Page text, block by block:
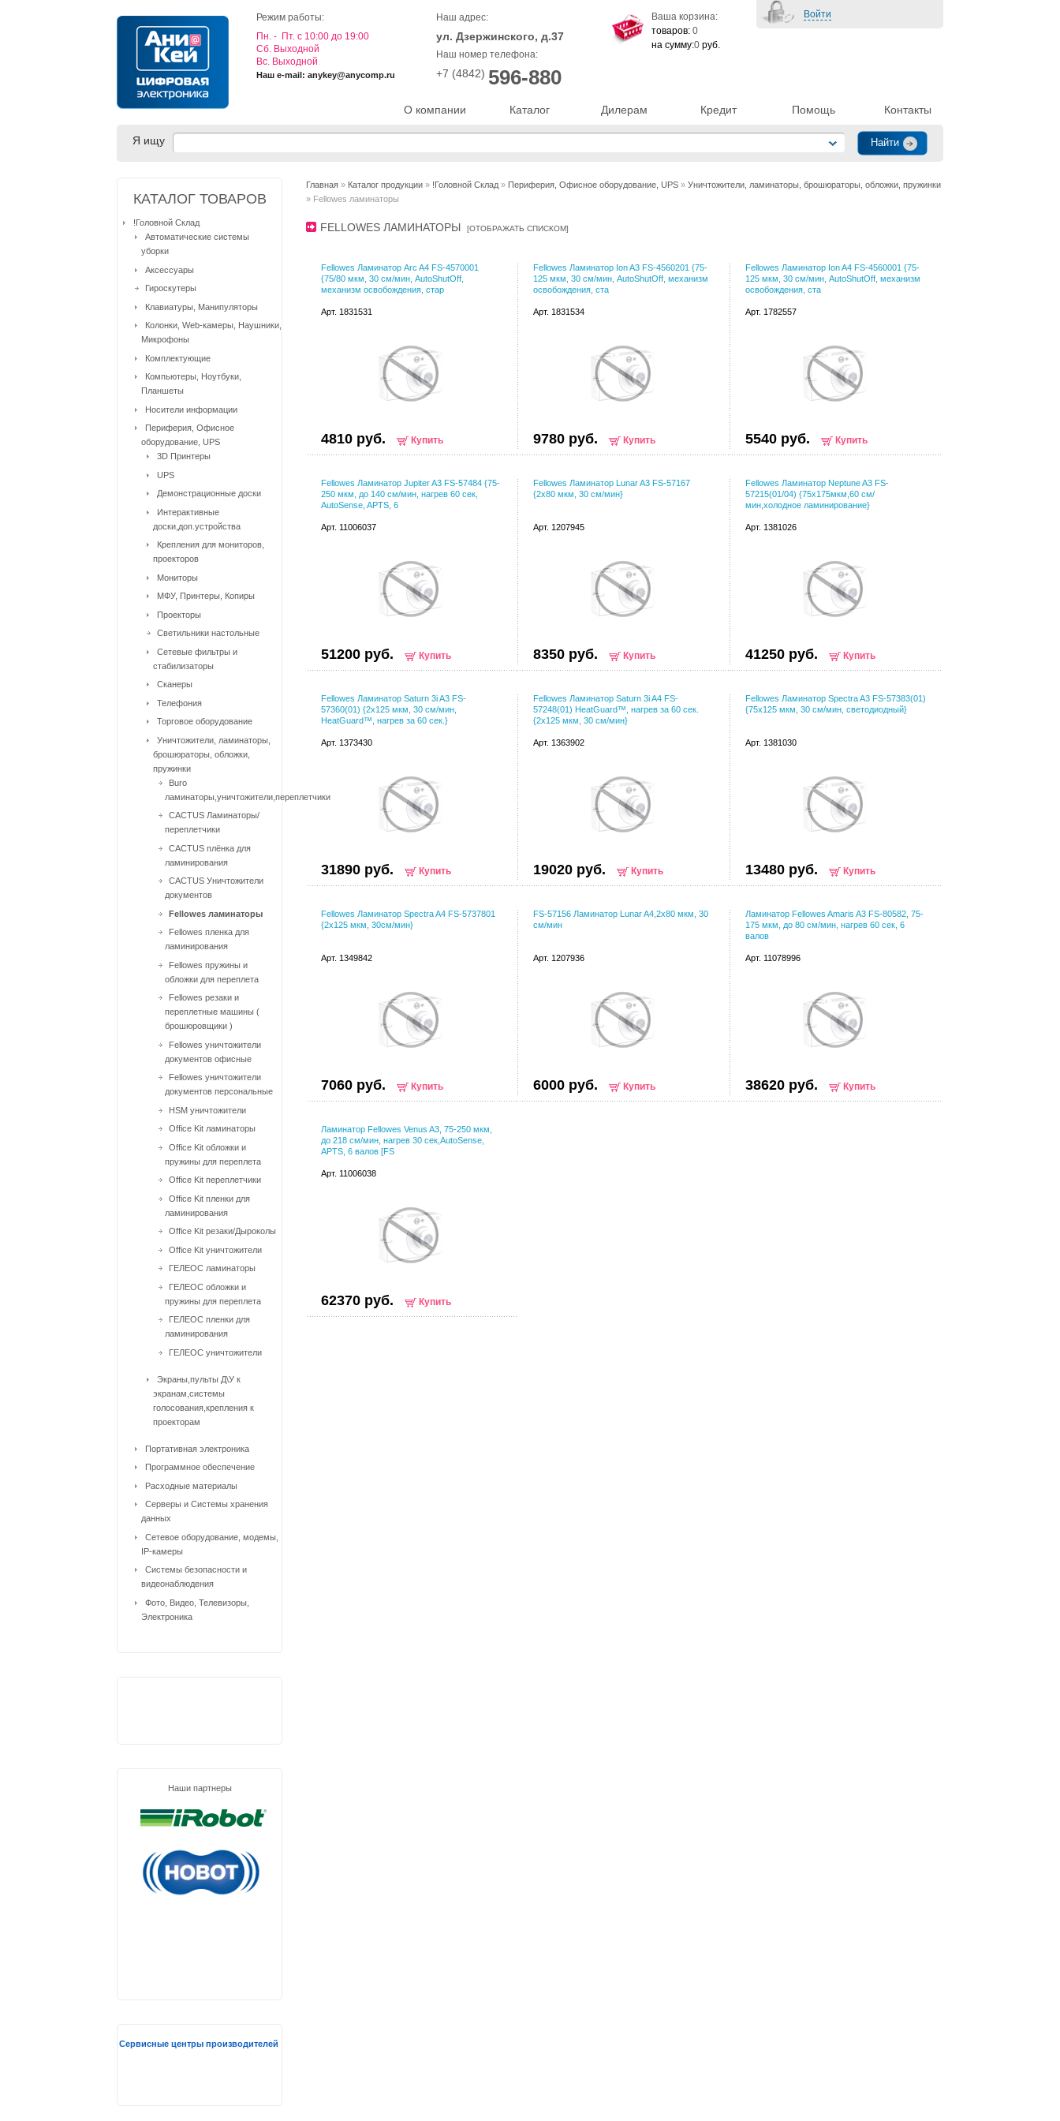
О компании Каталог Дилерам Кредит Помощь Контакты
Режим работы:
Пн. - Пт. с 10:00 до 19:00
Cб. Выходной
Вс. Выходной
Наш e-mail: anykey@anycomp.ru
Наш адрес:
ул. Дзержинского, д.37
Наш номер телефона:
+7 (4842) 596-880
Войти
Ваша корзина:
товаров: 0
на сумму:0 руб.
Я ищу
Главная » Каталог продукции » !Головной Склад » Периферия, Офисное оборудование, UPS » Уничтожители, ламинаторы, брошюраторы, обложки, пружинки
» Fellowes ламинаторы
FELLOWES ЛАМИНАТОРЫ [ОТОБРАЖАТЬ СПИСКОМ]
Fellowes Ламинатор Arc A4 FS-4570001
{75/80 мкм, 30 см/мин, AutoShutOff,
механизм освобождения, стар
Арт. 1831531
4810 руб. Купить
Fellowes Ламинатор Ion A3 FS-4560201 {75-
125 мкм, 30 см/мин, AutoShutOff, механизм
освобождения, ста
Арт. 1831534
9780 руб. Купить
Fellowes Ламинатор Ion A4 FS-4560001 {75-
125 мкм, 30 см/мин, AutoShutOff, механизм
освобождения, ста
Арт. 1782557
5540 руб. Купить
Fellowes Ламинатор Jupiter A3 FS-57484 {75-
250 мкм, до 140 см/мин, нагрев 60 сек,
AutoSense, APTS, 6
Арт. 11006037
51200 руб. Купить
Fellowes Ламинатор Lunar A3 FS-57167
{2x80 мкм, 30 см/мин}
Арт. 1207945
8350 руб. Купить
Fellowes Ламинатор Neptune A3 FS-
57215(01/04) {75х175мкм,60 см/
мин,холодное ламинирование}
Арт. 1381026
41250 руб. Купить
Fellowes Ламинатор Saturn 3i A3 FS-
57360(01) {2х125 мкм, 30 см/мин,
HeatGuard™, нагрев за 60 сек.}
Арт. 1373430
31890 руб. Купить
Fellowes Ламинатор Saturn 3i A4 FS-
57248(01) HeatGuard™, нагрев за 60 сек.
{2х125 мкм, 30 см/мин}
Арт. 1363902
19020 руб. Купить
Fellowes Ламинатор Spectra A3 FS-57383(01)
{75х125 мкм, 30 см/мин, светодиодный}
Арт. 1381030
13480 руб. Купить
Fellowes Ламинатор Spectra A4 FS-5737801
{2x125 мкм, 30см/мин}
Арт. 1349842
7060 руб. Купить
FS-57156 Ламинатор Lunar A4,2x80 мкм, 30
см/мин
Арт. 1207936
6000 руб. Купить
Ламинатор Fellowes Amaris A3 FS-80582, 75-
175 мкм, до 80 см/мин, нагрев 60 сек, 6
валов
Арт. 11078996
38620 руб. Купить
Ламинатор Fellowes Venus A3, 75-250 мкм,
до 218 см/мин, нагрев 30 сек,AutoSense,
APTS, 6 валов [FS
Арт. 11006038
62370 руб. Купить
КАТАЛОГ ТОВАРОВ
!Головной Склад
Автоматические системы
уборки
Аксессуары
Гироскутеры
Клавиатуры, Манипуляторы
Колонки, Web-камеры, Наушники,
Микрофоны
Комплектующие
Компьютеры, Ноутбуки,
Планшеты
Носители информации
Периферия, Офисное
оборудование, UPS
3D Принтеры
UPS
Демонстрационные доски
Интерактивные
доски,доп.устройства
Крепления для мониторов,
проекторов
Мониторы
МФУ, Принтеры, Копиры
Проекторы
Светильники настольные
Сетевые фильтры и
стабилизаторы
Сканеры
Телефония
Торговое оборудование
Уничтожители, ламинаторы,
брошюраторы, обложки,
пружинки
Buro
ламинаторы,уничтожители,переплетчики
CACTUS Ламинаторы/
переплетчики
CACTUS плёнка для
ламинирования
CACTUS Уничтожители
документов
Fellowes ламинаторы
Fellowes пленка для
ламинирования
Fellowes пружины и
обложки для переплета
Fellowes резаки и
переплетные машины (
брошюровщики )
Fellowes уничтожители
документов офисные
Fellowes уничтожители
документов персональные
HSM уничтожители
Office Kit ламинаторы
Office Kit обложки и
пружины для переплета
Office Kit переплетчики
Office Kit пленки для
ламинирования
Office Kit резаки/Дыроколы
Office Kit уничтожители
ГЕЛЕОС ламинаторы
ГЕЛЕОС обложки и
пружины для переплета
ГЕЛЕОС пленки для
ламинирования
ГЕЛЕОС уничтожители
Экраны,пульты Д\У к
экранам,системы
голосования,крепления к
проекторам
Портативная электроника
Программное обеспечение
Расходные материалы
Серверы и Системы хранения
данных
Сетевое оборудование, модемы,
IP-камеры
Системы безопасности и
видеонаблюдения
Фото, Видео, Телевизоры,
Электроника
Наши партнеры
Сервисные центры производителей